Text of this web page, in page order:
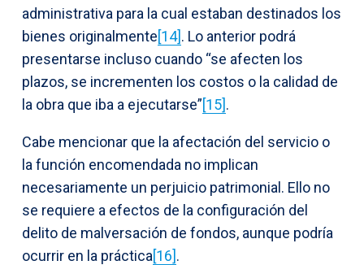
administrativa para la cual estaban destinados los
bienes originalmente[14]. Lo anterior podrá
presentarse incluso cuando “se afecten los
plazos, se incrementen los costos o la calidad de
la obra que iba a ejecutarse”[15].
Cabe mencionar que la afectación del servicio o
la función encomendada no implican
necesariamente un perjuicio patrimonial. Ello no
se requiere a efectos de la configuración del
delito de malversación de fondos, aunque podría
ocurrir en la práctica[16].